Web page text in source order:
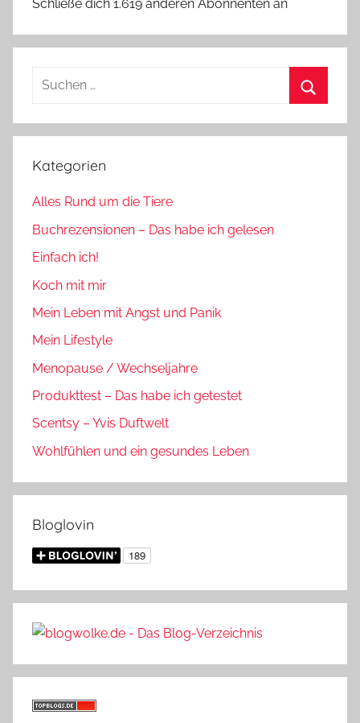
Schließe dich 1.619 anderen Abonnenten an
Suchen
Kategorien
Alles Rund um die Tiere
Buchrezensionen – Das habe ich gelesen
Einfach ich!
Koch mit mir
Mein Leben mit Angst und Panik
Mein Lifestyle
Menopause / Wechseljahre
Produkttest – Das habe ich getestet
Scentsy – Yvis Duftwelt
Wohlfühlen und ein gesundes Leben
Bloglovin